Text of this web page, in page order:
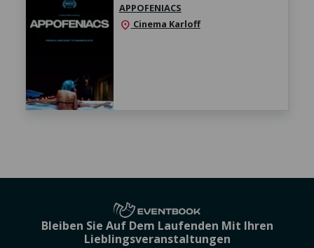
APPOFENIACS
location_on Cinema Karloff
Bleiben Sie Auf Dem Laufenden Mit Ihren
Lieblingsveranstaltungen